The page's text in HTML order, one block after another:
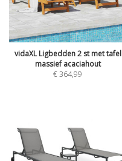
vidaXL Ligbedden 2 st met tafel
massief acaciahout
€364,99